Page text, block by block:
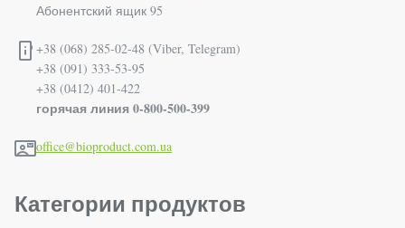
Абонентский ящик 95
+38 (068) 285-02-48 (Viber, Telegram)
+38 (091) 333-53-95
+38 (0412) 401-422
горячая линия 0-800-500-399
office@bioproduct.com.ua
Категории продуктов